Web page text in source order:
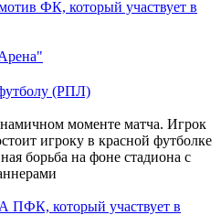
(РПЛ)